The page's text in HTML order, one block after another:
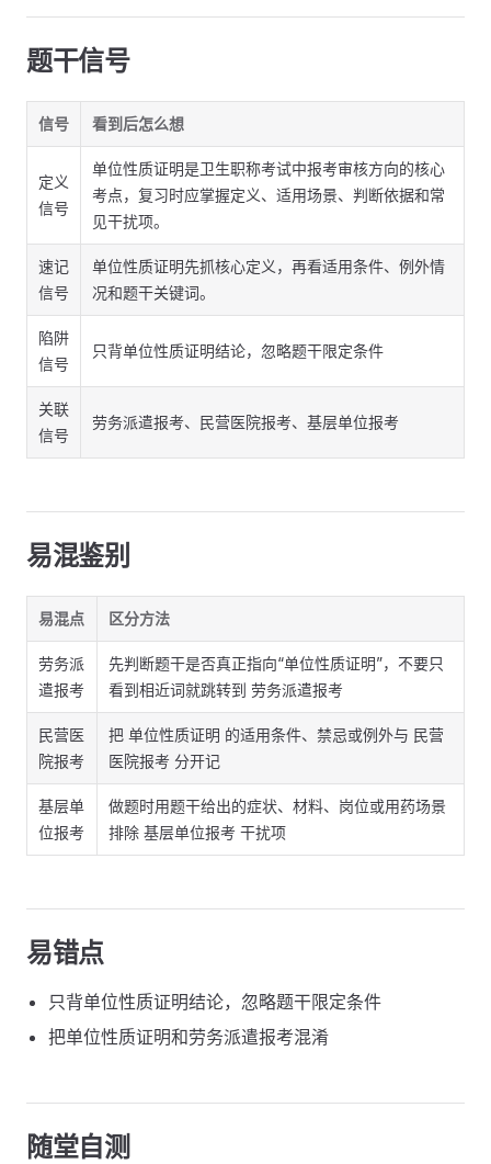
题干信号
信号 看到后怎么想
定义
信号
单位性质证明是卫生职称考试中报考审核方向的核心
考点，复习时应掌握定义、适用场景、判断依据和常
见干扰项。
速记
信号
单位性质证明先抓核心定义，再看适用条件、例外情
况和题干关键词。
陷阱
信号
只背单位性质证明结论，忽略题干限定条件
关联
信号
劳务派遣报考、民营医院报考、基层单位报考
易混鉴别
易混点 区分方法
劳务派
遣报考
先判断题干是否真正指向“单位性质证明”，不要只
看到相近词就跳转到 劳务派遣报考
民营医
院报考
把 单位性质证明 的适用条件、禁忌或例外与 民营
医院报考 分开记
基层单
位报考
做题时用题干给出的症状、材料、岗位或用药场景
排除 基层单位报考 干扰项
易错点
只背单位性质证明结论，忽略题干限定条件
把单位性质证明和劳务派遣报考混淆
随堂自测